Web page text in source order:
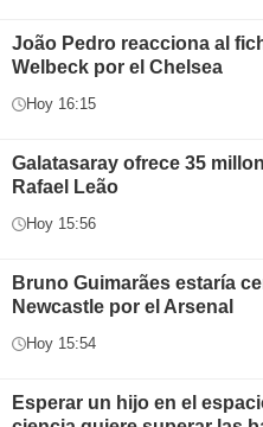
João Pedro reacciona al
Welbeck por el Chelsea
Hoy 16:15
Galatasaray ofrece 35
Rafael Leão
Hoy 15:56
Bruno Guimarães estaría
Newcastle por el Arsenal
Hoy 15:54
Esperar un hijo en el